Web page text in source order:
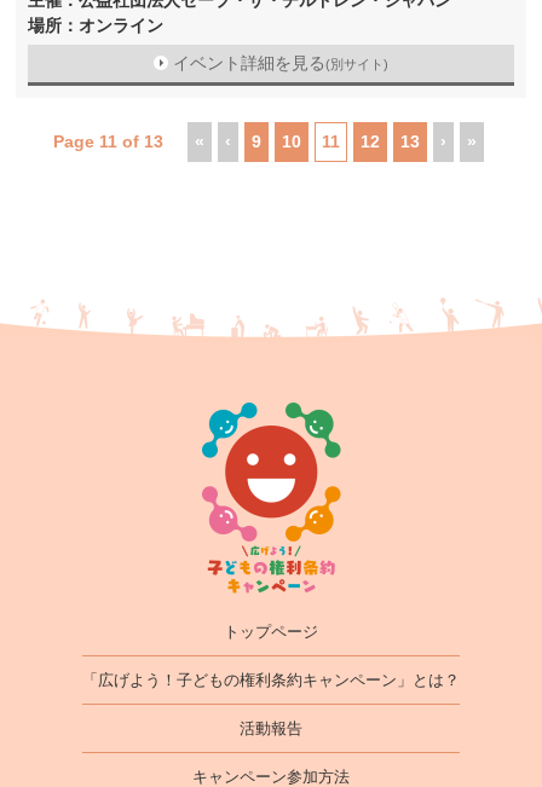
場所：オンライン
イベント詳細を見る(別サイト)
Page 11 of 13 « ‹ 9 10 11 12 13 › »
トップページ
「広げよう！子どもの権利条約キャンペーン」とは？
活動報告
キャンペーン参加方法